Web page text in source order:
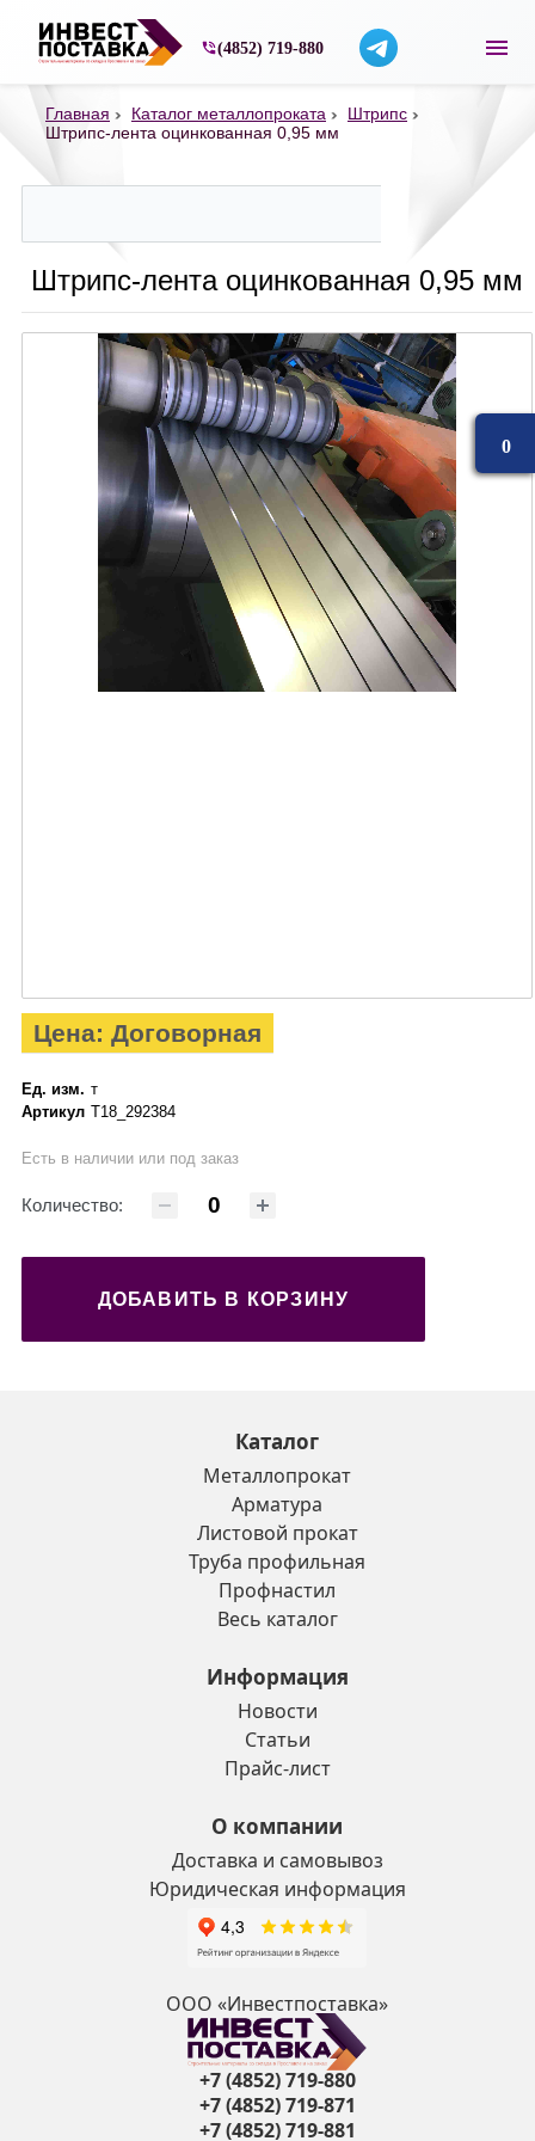
Строительные материалы со склада в
(4852) 719-880
Главная Каталог металлопроката
Штрипс
Штрипс-лента оцинкованная 0,95 мм
Штрипс-лента оцинкованная 0,95 мм
Цена: Договорная
Ед. изм. т
Артикул Т18_292384
Есть в наличии или под заказ
Количество:
ДОБАВИТЬ В КОРЗИНУ
Каталог
Металлопрокат
Арматура
Листовой прокат
Труба профильная
Профнастил
Весь каталог
Информация
Новости
Статьи
Прайс-лист
О компании
Доставка и самовывоз
Юридическая информация
ООО «Инвестпоставка»
+7 (4852) 719-880
+7 (4852) 719-871
+7 (4852) 719-881
0